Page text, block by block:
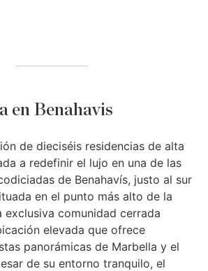
en Benahavis
de dieciséis residencias de alta
a redefinir el lujo en una de las
de Benahavís, justo al sur
en el punto más alto de la
exclusiva comunidad cerrada
elevada que ofrece
panorámicas de Marbella y el
de su entorno tranquilo, el